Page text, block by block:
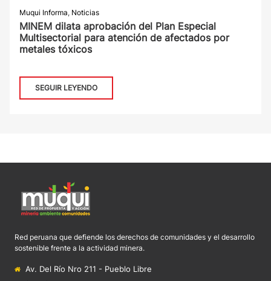
Muqui Informa, Noticias
MINEM dilata aprobación del Plan Especial
Multisectorial para atención de afectados por
metales tóxicos
SEGUIR LEYENDO
Red peruana que defiende los derechos de comunidades y el desarrollo
sostenible frente a la actividad minera.
Av. Del Río Nro 211 - Pueblo Libre